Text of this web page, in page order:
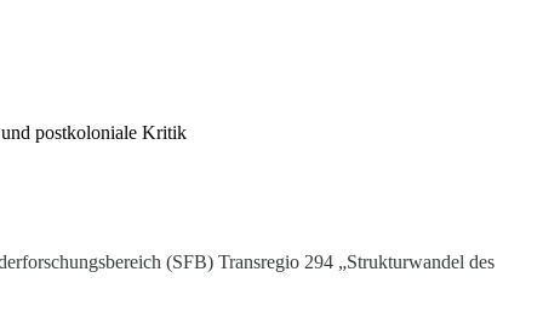
postkoloniale Kritik
(SFB) Transregio 294 „Strukturwandel des